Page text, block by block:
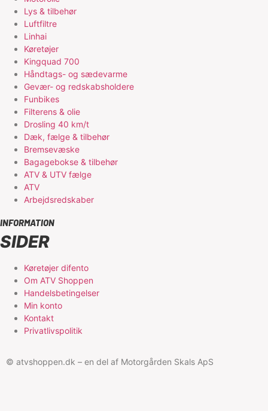
Lys & tilbehør
Luftfiltre
Linhai
Køretøjer
Kingquad 700
Håndtags- og sædevarme
Gevær- og redskabsholdere
Funbikes
Filterens & olie
Drosling 40 km/t
Dæk, fælge & tilbehør
Bremsevæske
Bagagebokse & tilbehør
ATV & UTV fælge
ATV
Arbejdsredskaber
INFORMATION
SIDER
Køretøjer difento
Om ATV Shoppen
Handelsbetingelser
Min konto
Kontakt
Privatlivspolitik
© atvshoppen.dk – en del af Motorgården Skals ApS